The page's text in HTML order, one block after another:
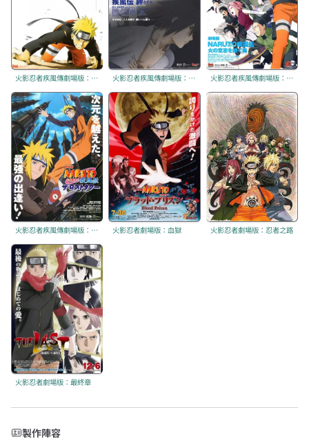
火影忍者疾風傳劇場版：鳴人將死 火影忍者疾風傳劇場版：牽絆 火影忍者疾風傳劇場版：火意志的繼承者
火影忍者疾風傳劇場版：失落之塔 火影忍者劇場版：血獄 火影忍者劇場版：忍者之路
火影忍者劇場版：最終章
製作陣容